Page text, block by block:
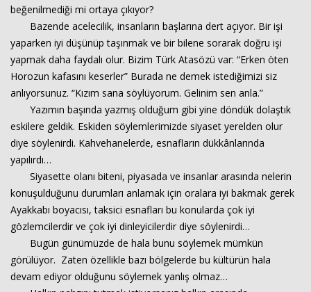
beğenilmediği mi ortaya çıkıyor?
Bazende acelecilik, insanların başlarına dert açıyor. Bir işi
yaparken iyi düşünüp taşınmak ve bir bilene sorarak doğru işi
yapmak daha faydalı olur. Bizim Türk Atasözü var: “Erken öten
Horozun kafasını keserler” Burada ne demek istediğimizi siz
anlıyorsunuz. “Kızım sana söylüyorum. Gelinim sen anla.”
Yazımın başında yazmış olduğum gibi yine döndük dolaştık
eskilere geldik. Eskiden söylemlerimizde siyaset yerelden olur
diye söylenirdi. Kahvehanelerde, esnafların dükkânlarında
yapılırdı…
Siyasette olanı biteni, piyasada ve insanlar arasında nelerin
konuşulduğunu durumları anlamak için oralara iyi bakmak gerek
Ayakkabı boyacısı, taksici esnafları bu konularda çok iyi
gözlemcilerdir ve çok iyi dinleyicilerdir diye söylenirdi…
Bugün günümüzde de hala bunu söylemek mümkün
görülüyor. Zaten özellikle bazı bölgelerde bu kültürün hala
devam ediyor olduğunu söylemek yanlış olmaz…